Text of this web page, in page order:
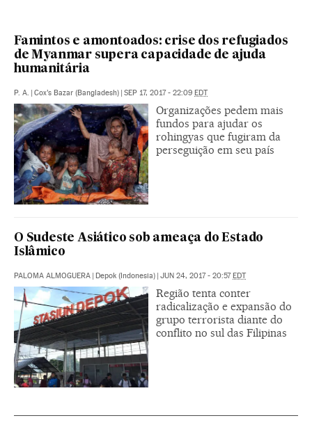
Famintos e amontoados: crise dos refugiados
de Myanmar supera capacidade de ajuda
humanitária
P. A. | Cox’s Bazar (Bangladesh) | SEP 17, 2017 - 22:09 EDT
Organizações pedem mais
fundos para ajudar os
rohingyas que fugiram da
perseguição em seu país
O Sudeste Asiático sob ameaça do Estado
Islâmico
PALOMA ALMOGUERA | Depok (Indonesia) | JUN 24, 2017 - 20:57EDT
Região tenta conter
radicalização e expansão do
grupo terrorista diante do
conflito no sul das Filipinas